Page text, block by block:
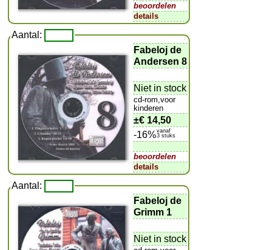
beoordelen
details
Aantal:
Fabeloj de
Andersen 8
Niet in stock
cd-rom,voor
kinderen
±€ 14,50
-16%vanaf
3 stuks
beoordelen
details
Aantal:
Fabeloj de
Grimm 1
Niet in stock